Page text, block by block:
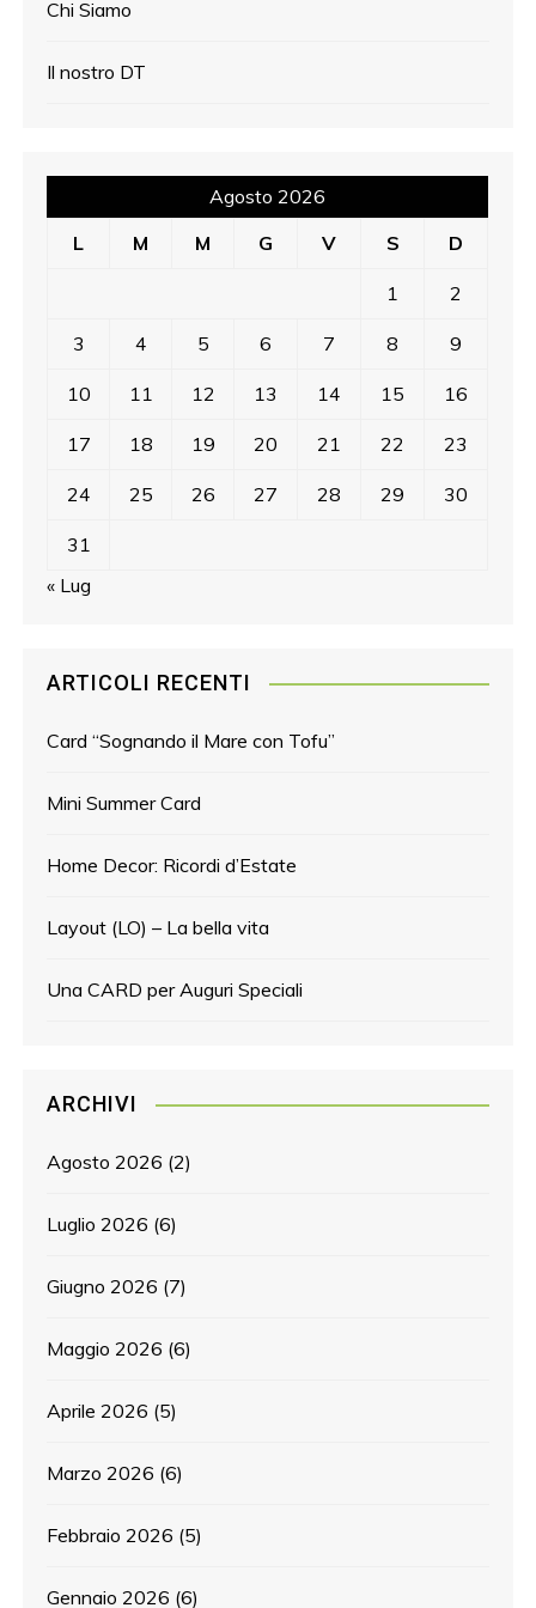
Chi Siamo
Il nostro DT
Agosto 2026
L
M M G V S D
1 2
3 4 5 6 7 8 9
10 11 12 13 14 15 16
17 18 19 20 21 22 23
24 25 26 27 28 29 30
31
« Lug
ARTICOLI RECENTI
Card “Sognando il Mare con Tofu”
Mini Summer Card
Home Decor: Ricordi d’Estate
Layout (LO) – La bella vita
Una CARD per Auguri Speciali
ARCHIVI
Agosto 2026 (2)
Luglio 2026 (6)
Giugno 2026 (7)
Maggio 2026 (6)
Aprile 2026 (5)
Marzo 2026 (6)
Febbraio 2026 (5)
Gennaio 2026 (6)